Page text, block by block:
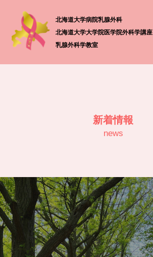
北海道大学病院乳腺外科
北海道大学大学院医学院外科学講座
乳腺外科学教室
新着情報
news